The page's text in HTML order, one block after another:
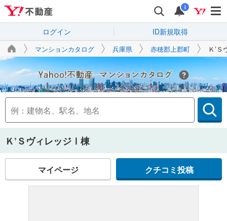
i
ログイン ID新規取得
マンションカタログ 兵庫県 赤穂郡上郡町 Ｋ’
Yahoo!不動産
Ｋ’ＳヴィレッジⅠ棟
マイページ クチコミ投稿